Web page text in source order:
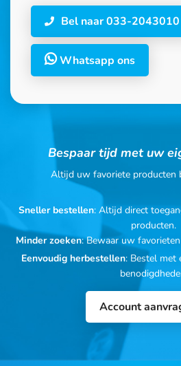
Bel naar 033-2043010
Whatsapp ons
Bespaar tijd met uw
Altijd uw favoriete producten
Sneller bestellen: Altijd direct
producten.
Minder zoeken: Bewaar uw
Eenvoudig herbestellen: Bestel met
Account